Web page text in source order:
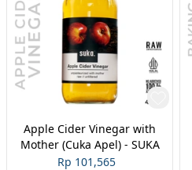
Apple Cider Vinegar with
Mother (Cuka Apel) - SUKA
Rp 101,565